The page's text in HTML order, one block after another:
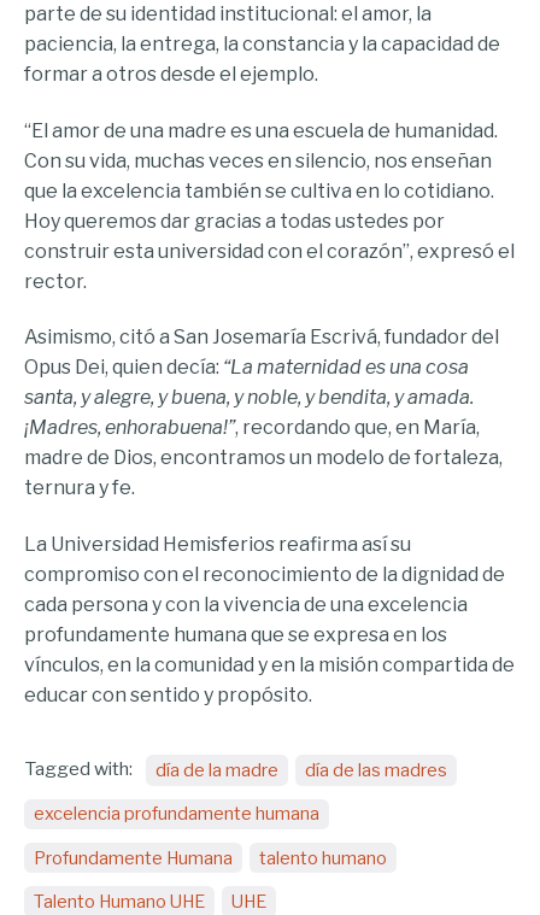
parte de su identidad institucional: el amor, la
paciencia, la entrega, la constancia y la capacidad de
formar a otros desde el ejemplo.
“El amor de una madre es una escuela de humanidad.
Con su vida, muchas veces en silencio, nos enseñan
que la excelencia también se cultiva en lo cotidiano.
Hoy queremos dar gracias a todas ustedes por
construir esta universidad con el corazón”, expresó el
rector.
Asimismo, citó a San Josemaría Escrivá, fundador del
Opus Dei, quien decía: “La maternidad es una cosa
santa, y alegre, y buena, y noble, y bendita, y amada.
¡Madres, enhorabuena!”, recordando que, en María,
madre de Dios, encontramos un modelo de fortaleza,
ternura y fe.
La Universidad Hemisferios reafirma así su
compromiso con el reconocimiento de la dignidad de
cada persona y con la vivencia de una excelencia
profundamente humana que se expresa en los
vínculos, en la comunidad y en la misión compartida de
educar con sentido y propósito.
Tagged with: día de la madre día de las madres
excelencia profundamente humana
Profundamente Humana talento humano
Talento Humano UHE UHE